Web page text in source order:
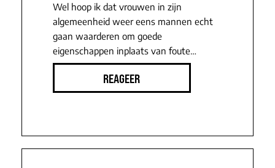
Wel hoop ik dat vrouwen in zijn
algemeenheid weer eens mannen echt
gaan waarderen om goede
eigenschappen inplaats van foute…
REAGEER